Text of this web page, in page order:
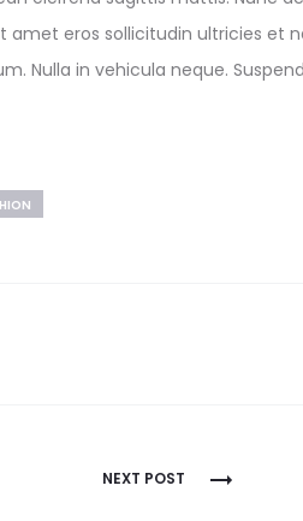
amet eros sollicitudin ultricies et
Nulla in vehicula neque.
NEXT POST